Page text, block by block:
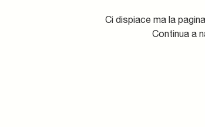
Ci dispiace ma la
Continua a